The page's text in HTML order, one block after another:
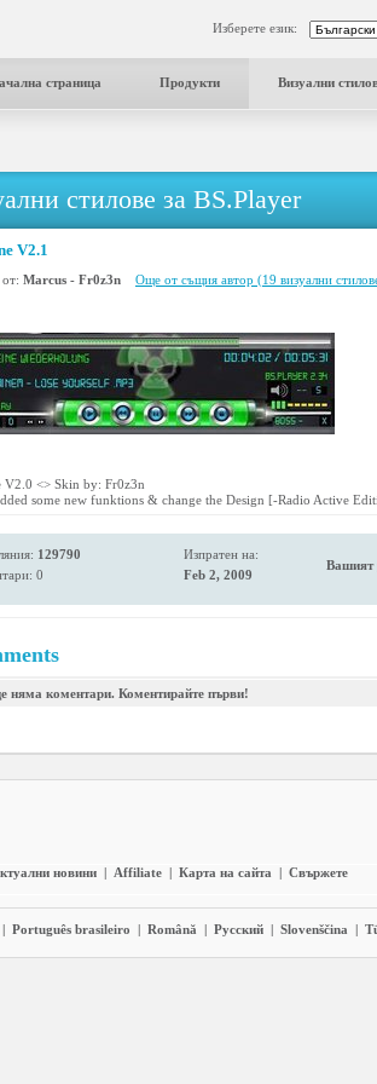
Изберете език:
страница Продукти Визуални
стилове за BS.Player
V2.1
Marcus - Fr0z3n Още от същия автор (19 визуални
V2.0 <> Skin by: Fr0z3n
some new funktions & change the Design [-Radio Active
129790
0
Изпратен на:
Feb 2, 2009
Вашият
няма коментари. Коментирайте първи!
новини | Affiliate | Карта на сайта | Свържете
| Português brasileiro | Română | Pyccĸий | Slovenščina |